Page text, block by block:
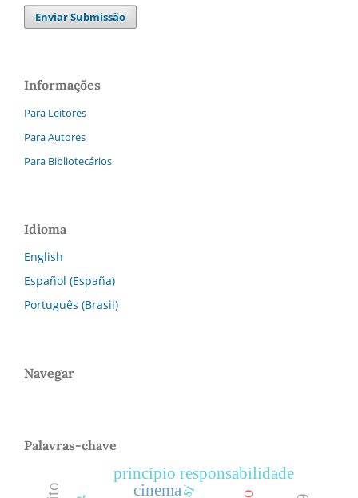
Enviar Submissão
Informações
Para Leitores
Para Autores
Para Bibliotecários
Idioma
English
Español (España)
Português (Brasil)
Navegar
Palavras-chave
princípio responsabilidade
cinema